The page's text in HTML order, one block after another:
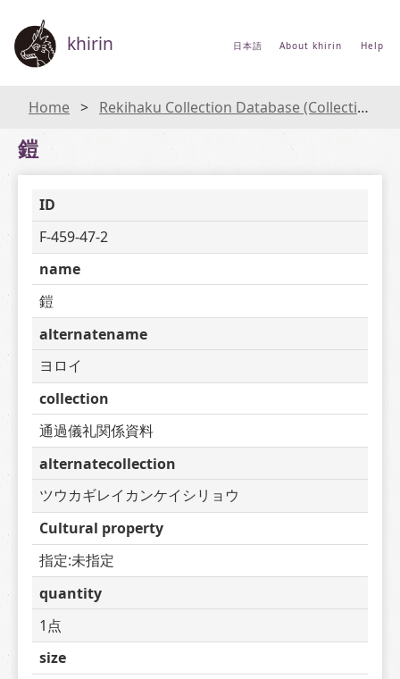
khirin 日本語 About khirin Help
Home Rekihaku Collection Database (Collections Database of the National Museum of Japanese History)
鎧
ID
F-459-47-2
name
鎧
alternatename
ヨロイ
collection
通過儀礼関係資料
alternatecollection
ツウカギレイカンケイシリョウ
Cultural property
指定:未指定
quantity
1点
size